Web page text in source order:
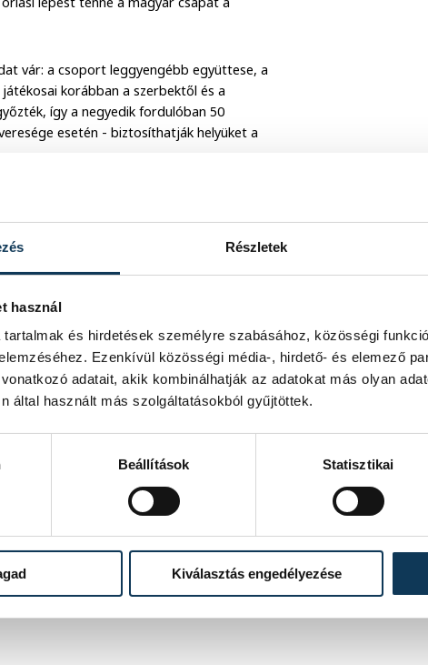
Részletek
használ
tartalmak és hirdetések személyre szabásához, közösségi
Ezenkívül közösségi média-, hirdető- és elemező
adatait, akik kombinálhatják az adatokat más olyan
által használt más szolgáltatásokból gyűjtöttek.
Beállítások Statisztikai
Kiválasztás engedélyezése
vár: a csoport leggyengébb együttese, a
korábban a szerbektől és a
így a negyedik fordulóban 50
esetén - biztosíthatják helyüket a
kétszeres Európa-bajnoki ezüst- és
a harmadik helyen kiemelt
1-re áll.
csúcsot elérő férfi 4x100 m-es vegyesváltó
az egyetlen Londonba jutott magyar
rajtol, s a hétpróbázók második napi
férfi 400 méter Európa-bajnoki ezüstérmese,